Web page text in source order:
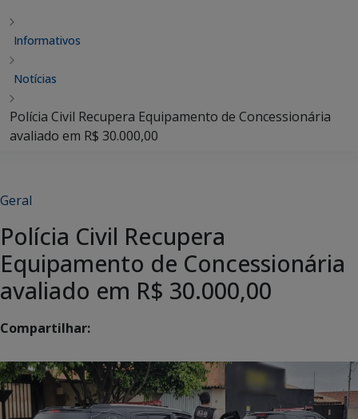
Informativos
Notícias
Polícia Civil Recupera Equipamento de Concessionária
avaliado em R$ 30.000,00
Geral
Polícia Civil Recupera
Equipamento de Concessionária
avaliado em R$ 30.000,00
Compartilhar: